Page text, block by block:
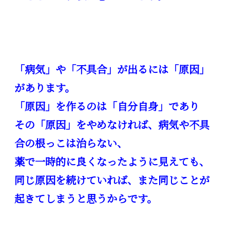
「病気」や「不具合」が出るには「原因」
があります。
「原因」を作るのは「自分自身」であり
その「原因」をやめなければ、病気や不具
合の根っこは治らない、
薬で一時的に良くなったように見えても、
同じ原因を続けていれば、また同じことが
起きてしまうと思うからです。